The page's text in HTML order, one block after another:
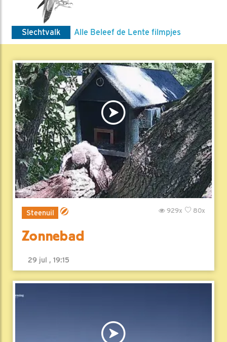
Slechtvalk Alle Beleef de Lente filmpjes
Steenuil 80x
929x
Zonnebad
29 jul , 19:15